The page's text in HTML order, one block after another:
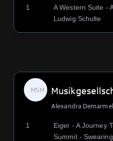
1
A Western Suite -
Ludwig Schulte
MSM
Alexandra
1
Eiger - A Journey
Summit -